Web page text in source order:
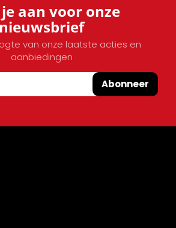
aan voor onze
nieuwsbrief
van onze laatste acties en
aanbiedingen
Abonneer